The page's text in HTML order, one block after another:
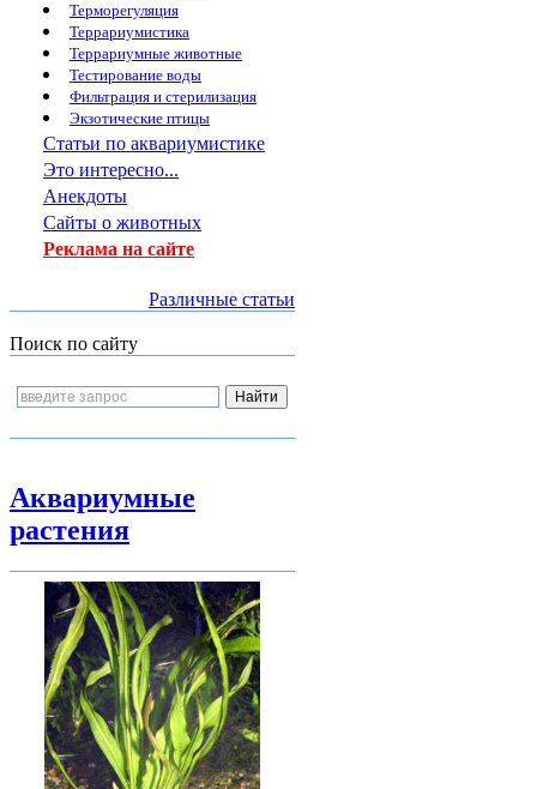
Терморегуляция
Террариумистика
Террариумные животные
Тестирование воды
Фильтрация и стерилизация
Экзотические птицы
Статьи по аквариумистике
Это интересно...
Анекдоты
Сайты о животных
Реклама на сайте
Различные статьи
Поиск по сайту
Аквариумные
растения